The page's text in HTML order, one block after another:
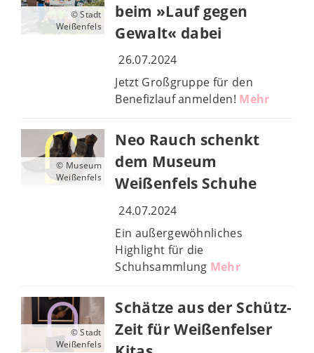
© Stadt
Weißenfels
beim »Lauf gegen
Gewalt« dabei
26.07.2024
Jetzt Großgruppe für den
Benefizlauf anmelden! Mehr
© Museum
Weißenfels
Neo Rauch schenkt
dem Museum
Weißenfels Schuhe
24.07.2024
Ein außergewöhnliches
Highlight für die
Schuhsammlung Mehr
© Stadt
Weißenfels
Schätze aus der Schütz-
Zeit für Weißenfelser